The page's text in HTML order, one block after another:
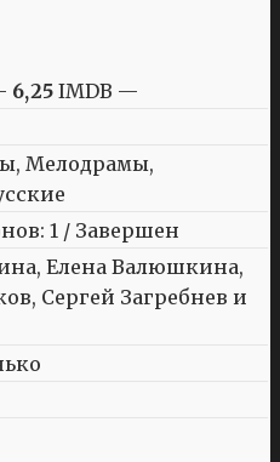
6,25 IMDB —
Мелодрамы,
1 / Завершен
Елена Валюшкина,
Сергей Загребнев и